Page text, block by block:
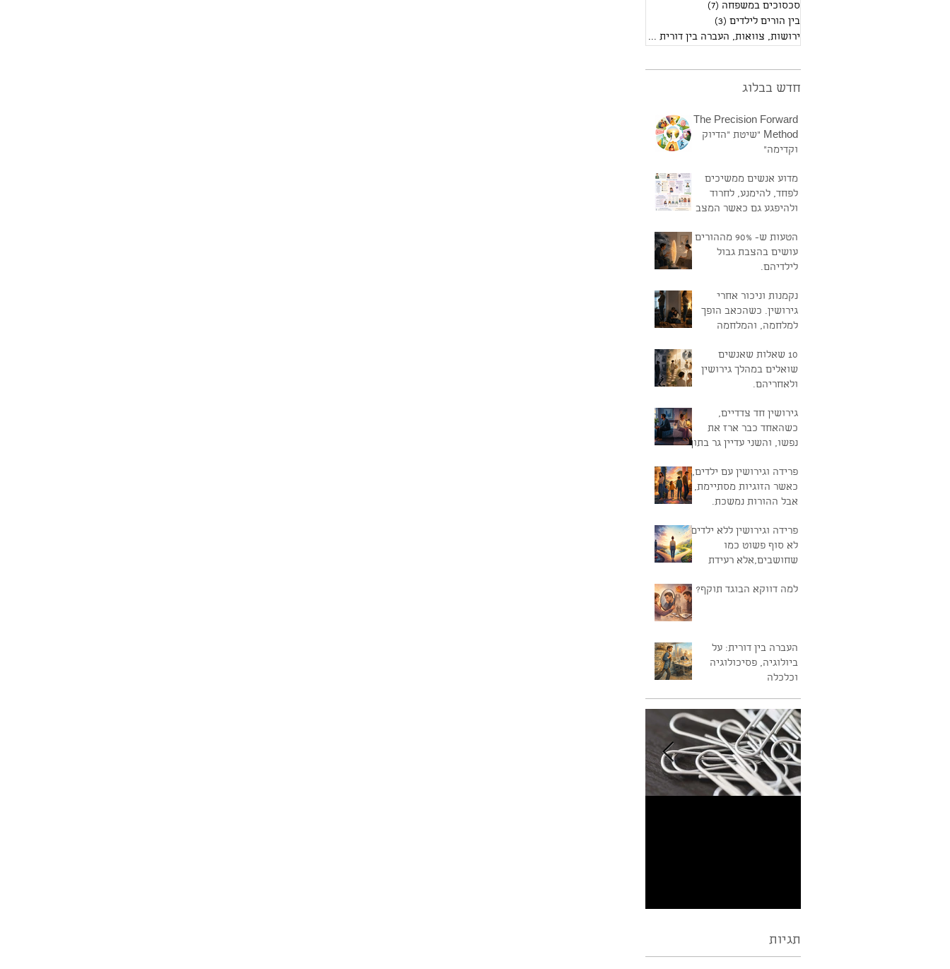
סכסוכים במשפחה (7)
בין הורים לילדים (3)
ירושות, צוואות, העברה בין דורית (2)
חדש בבלוג
The Precision Forward
Method "שיטת "הדיוק
וקדימה"
מדוע אנשים ממשיכים
לפחד, להימנע, לחרוד
ולהיפגע גם כאשר המצב
הטעות ש- 90% מההורים
עושים בהצבת גבול
לילדיהם.
נקמנות וניכור אחרי
גירושין. כשהכאב הופך
למלחמה, והמלחמה
הקשר בחיים
10 שאלות שאנשים
שואלים במהלך גירושין
ולאחריהם.
גירושין חד צדדיים,
כשהאחד כבר ארז את
נפשו, והשני עדיין גר בתוך
פרידה וגירושין עם ילדים,
כאשר הזוגיות מסתיימת,
אבל ההורות נמשכת.
פרידה וגירושין ללא ילדים,
לא סוף פשוט כמו
שחושבים,אלא רעידת
למה דווקא הבוגד תוקף?
העברה בין דורית: על
ביולוגיה, פסיכולוגיה
וכלכלה
תגיות